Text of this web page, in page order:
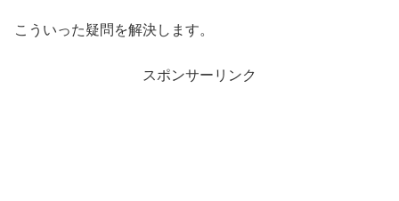
こういった疑問を解決します。
スポンサーリンク